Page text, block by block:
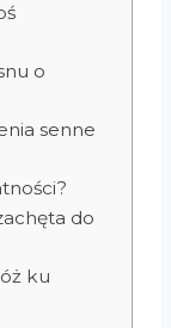
o
senne
do
ku